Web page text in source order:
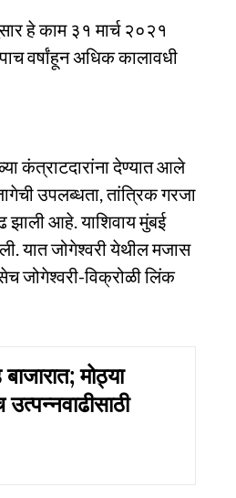
हे काम ३१ मार्च २०२१
वर्षांहून अधिक कालावधी
कंत्राटदारांना देण्यात आले
उपलब्धता, तांत्रिक गरजा
झाली आहे. याशिवाय मुंबई
यात जोगेश्वरी येथील मजास
जोगेश्वरी-विक्रोळी लिंक
मोठ्या